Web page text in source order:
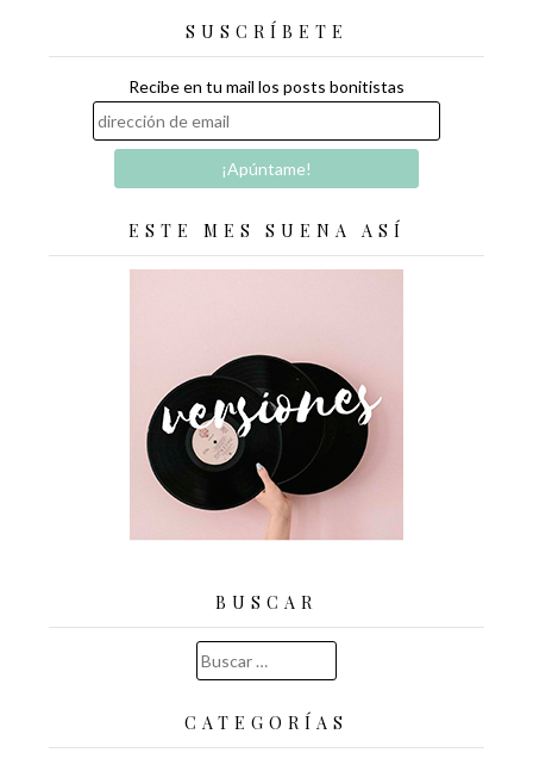
SUSCRÍBETE
Recibe en tu mail los posts bonitistas
ESTE MES SUENA ASÍ
BUSCAR
Buscar:
CATEGORÍAS